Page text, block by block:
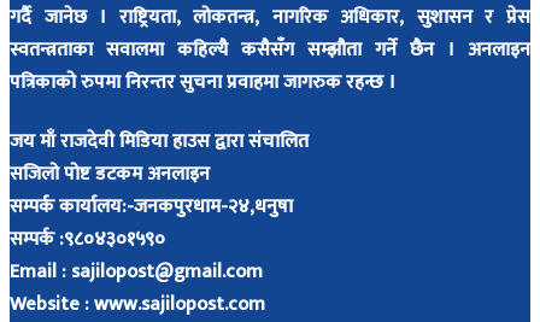
गर्दै जानेछ । राष्ट्रियता, लोकतन्त्र, नागरिक अधिकार, सुशासन र प्रेस
स्वतन्त्रताका सवालमा कहिल्यै कसैसँग सम्झौता गर्ने छैन । अनलाइन
पत्रिकाको रुपमा निरन्तर सुचना प्रवाहमा जागरुक रहन्छ ।
जय माँ राजदेवी मिडिया हाउस द्वारा संचालित
सजिलो पोष्ट डटकम अनलाइन
सम्पर्क कार्यालय:-जनकपुरधाम-२४,धनुषा
सम्पर्क :९८०४३०१५९०
Email :sajilopost@gmail.com
Website : www.sajilopost.com